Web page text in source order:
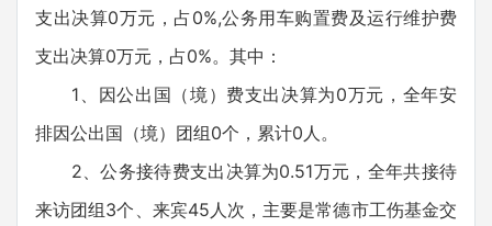
支出决算0万元，占0%,公务用车购置费及运行维护费
支出决算0万元，占0%。其中：
1、因公出国（境）费支出决算为0万元，全年安
排因公出国（境）团组0个，累计0人。
2、公务接待费支出决算为0.51万元，全年共接待
来访团组3个、来宾45人次，主要是常德市工伤基金交